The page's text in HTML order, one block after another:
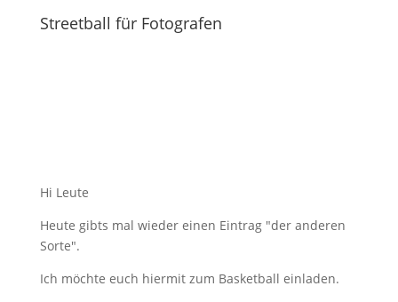
Streetball für Fotografen
Hi Leute
Heute gibts mal wieder einen Eintrag "der anderen
Sorte".
Ich möchte euch hiermit zum Basketball einladen.